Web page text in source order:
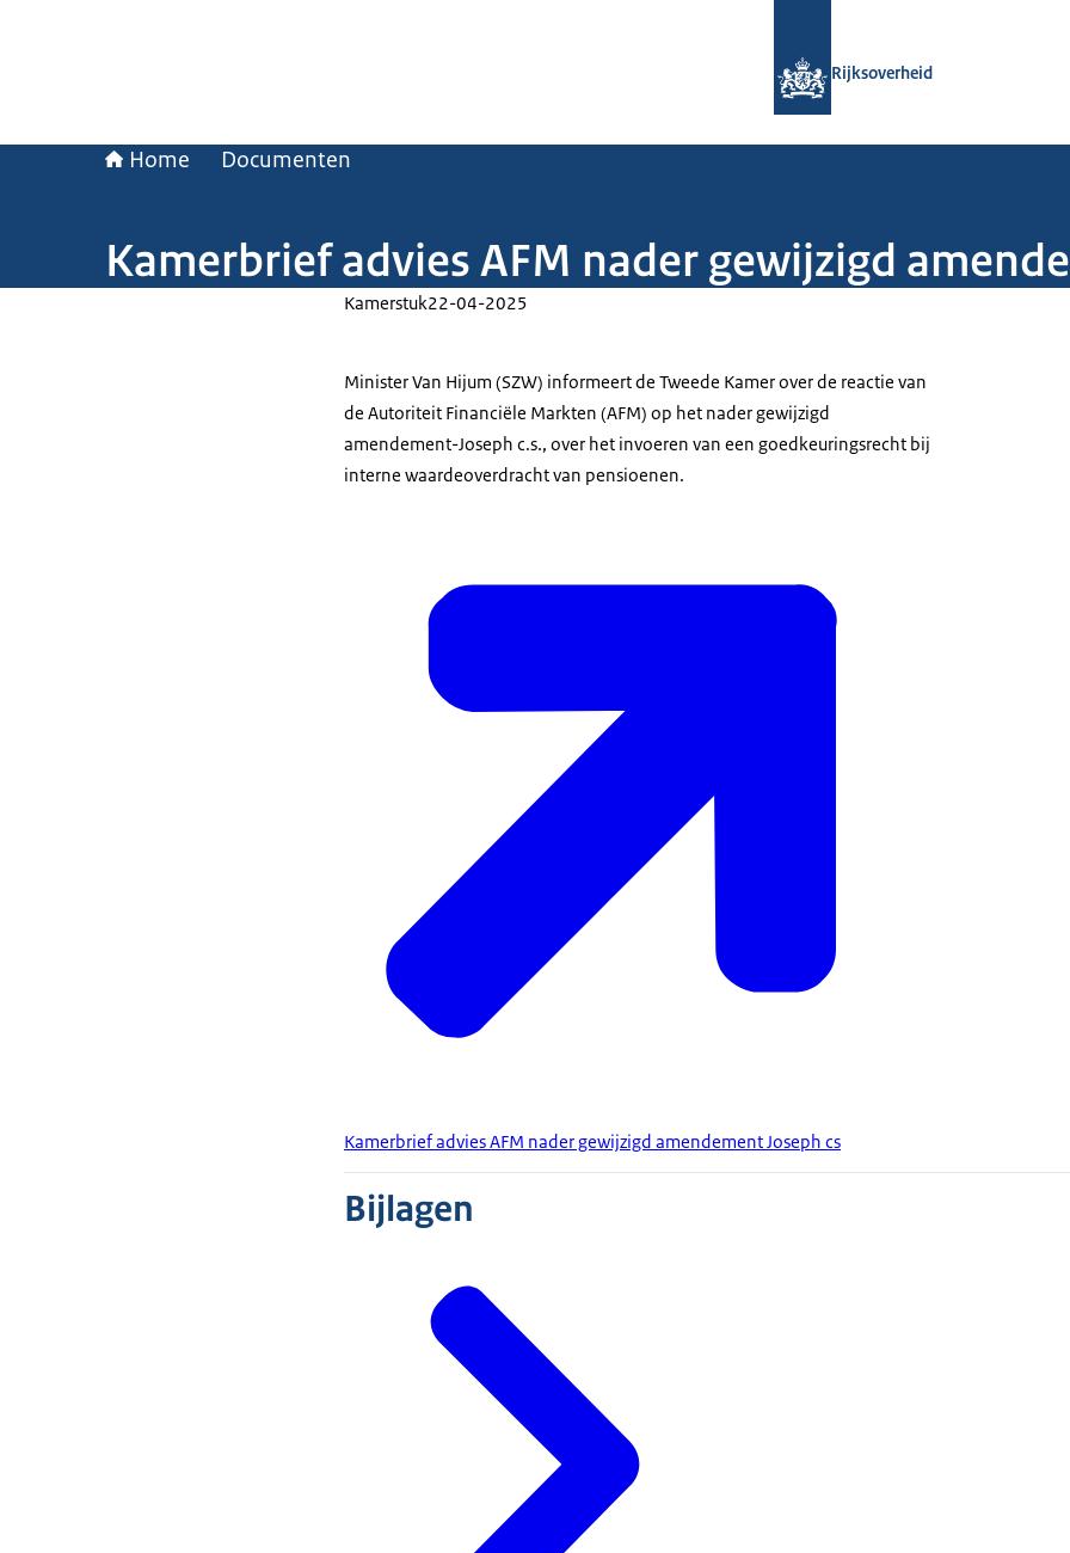
Rijksoverheid
Home Documenten
Kamerbrief advies AFM nader gewijzigd
Kamerstuk22-04-2025
Minister Van Hijum (SZW) informeert de Tweede Kamer over de reactie van
de Autoriteit Financiële Markten (AFM) op het nader gewijzigd
amendement-Joseph c.s., over het invoeren van een goedkeuringsrecht bij
interne waardeoverdracht van pensioenen.
Kamerbrief advies AFM nader gewijzigd amendement Joseph cs
Bijlagen